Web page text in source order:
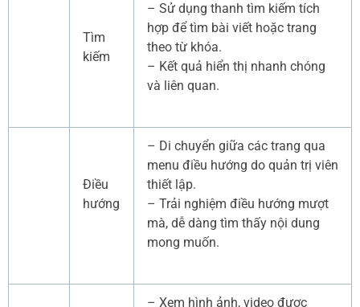
Tìm
kiếm
– Sử dụng thanh tìm kiếm tích
hợp để tìm bài viết hoặc trang
theo từ khóa.
– Kết quả hiển thị nhanh chóng
và liên quan.
Điều
hướng
– Di chuyển giữa các trang qua
menu điều hướng do quản trị viên
thiết lập.
– Trải nghiệm điều hướng mượt
mà, dễ dàng tìm thấy nội dung
mong muốn.
– Xem hình ảnh, video được